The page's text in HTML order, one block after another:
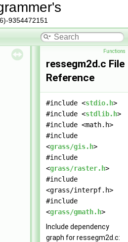
9354472151
Functions
ressegm2d.c File
Reference
#include <stdio.h>
#include <stdlib.h>
#include <math.h>
#include
<grass/gis.h>
#include
<grass/raster.h>
#include
<grass/interpf.h>
#include
<grass/gmath.h>
Include dependency
graph for ressegm2d.c: